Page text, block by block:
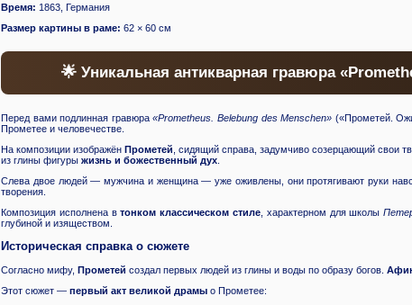
Время: 1863, Германия
Размер картины в раме: 62 × 60 см
🌟 Уникальная антикварная гравюра
Перед вами подлинная гравюра«Prometheus. Belebung des Menschen» («Прометей.
Прометее и человечестве.
На композиции изображёнПрометей , сидящий справа, задумчиво созерцающий свои
из глины фигуры жизнь и божественный дух
Слева двое людей — мужчина и женщина — уже оживлены, они протягивают руки
творения.
Композиция исполнена втонком классическом стиле , характерном для школы
глубиной и изяществом.
Историческая справка о сюжете
Согласно мифу, Прометей создал первых людей из глины и воды по образу богов.
Этот сюжет — первый акт великой драмы о Прометее: